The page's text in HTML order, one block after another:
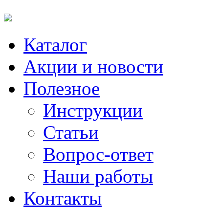
Каталог
Акции и новости
Полезное
Инструкции
Статьи
Вопрос-ответ
Наши работы
Контакты